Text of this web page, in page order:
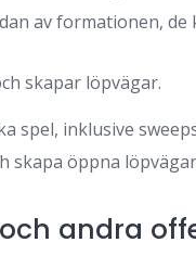
av formationen,
skapar löpvägar.
spel, inklusive
skapa öppna
andra